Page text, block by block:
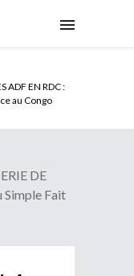
ADF EN RDC :
au Congo
DE
Simple Fait